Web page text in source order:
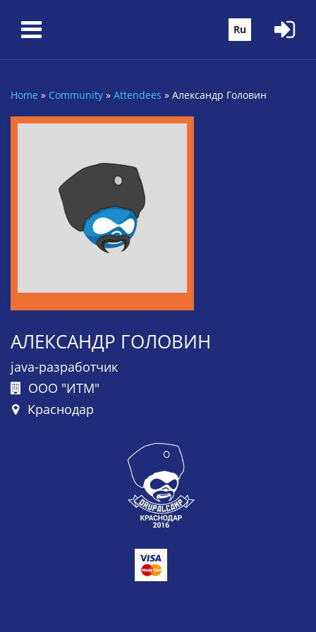
Ru
You are here
Home » Community » Attendees » Александр Головин
АЛЕКСАНДР ГОЛОВИН
java-разработчик
ООО "ИТМ"
Краснодар